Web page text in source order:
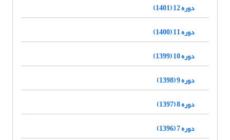
دوره 12 (1401)
دوره 11 (1400)
دوره 10 (1399)
دوره 9 (1398)
دوره 8 (1397)
دوره 7 (1396)